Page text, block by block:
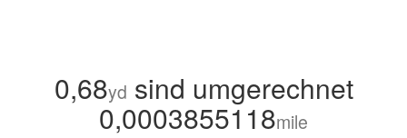
0,68yd sind umgerechnet
0,0003855118mile